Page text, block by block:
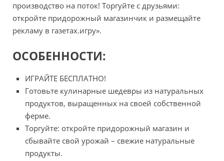
производство на поток! Торгуйте с друзьями:
откройте придорожный магазинчик и размещайте
рекламу в газетах.игру».
ОСОБЕННОСТИ:
ИГРАЙТЕ БЕСПЛАТНО!
Готовьте кулинарные шедевры из натуральных
продуктов, выращенных на своей собственной
ферме.
Торгуйте: откройте придорожный магазин и
сбывайте свой урожай – свежие натуральные
продукты.